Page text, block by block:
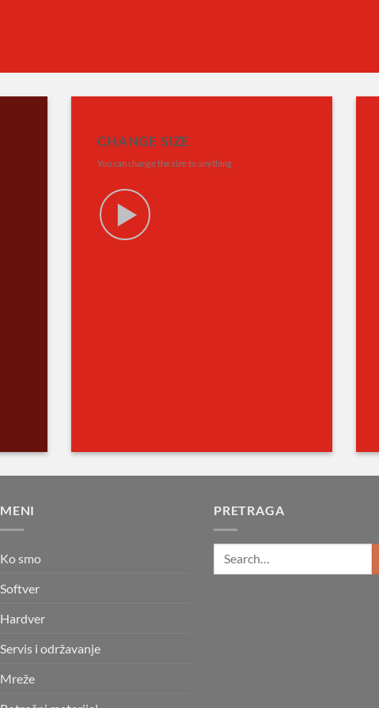
CHANGE SIZE
You can change the size to anything
MENI
Ko smo
Softver
Hardver
Servis i održavanje
Mreže
PRETRAGA